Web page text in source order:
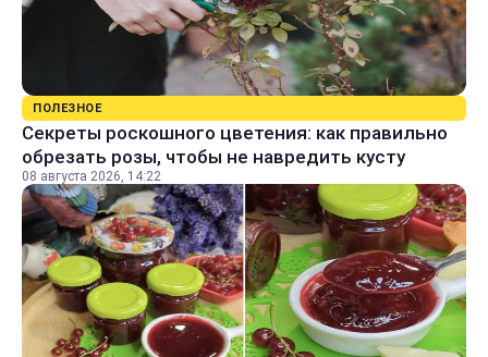
ПОЛЕЗНОЕ
Секреты роскошного цветения: как правильно
обрезать розы, чтобы не навредить кусту
08 августа 2026, 14:22